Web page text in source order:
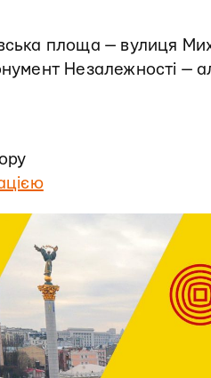
площа — вулиця
Незалежності —